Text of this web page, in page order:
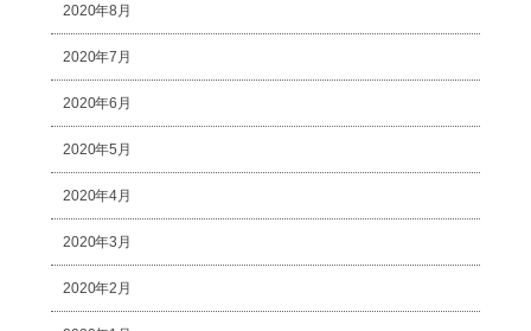
2020年8月
2020年7月
2020年6月
2020年5月
2020年4月
2020年3月
2020年2月